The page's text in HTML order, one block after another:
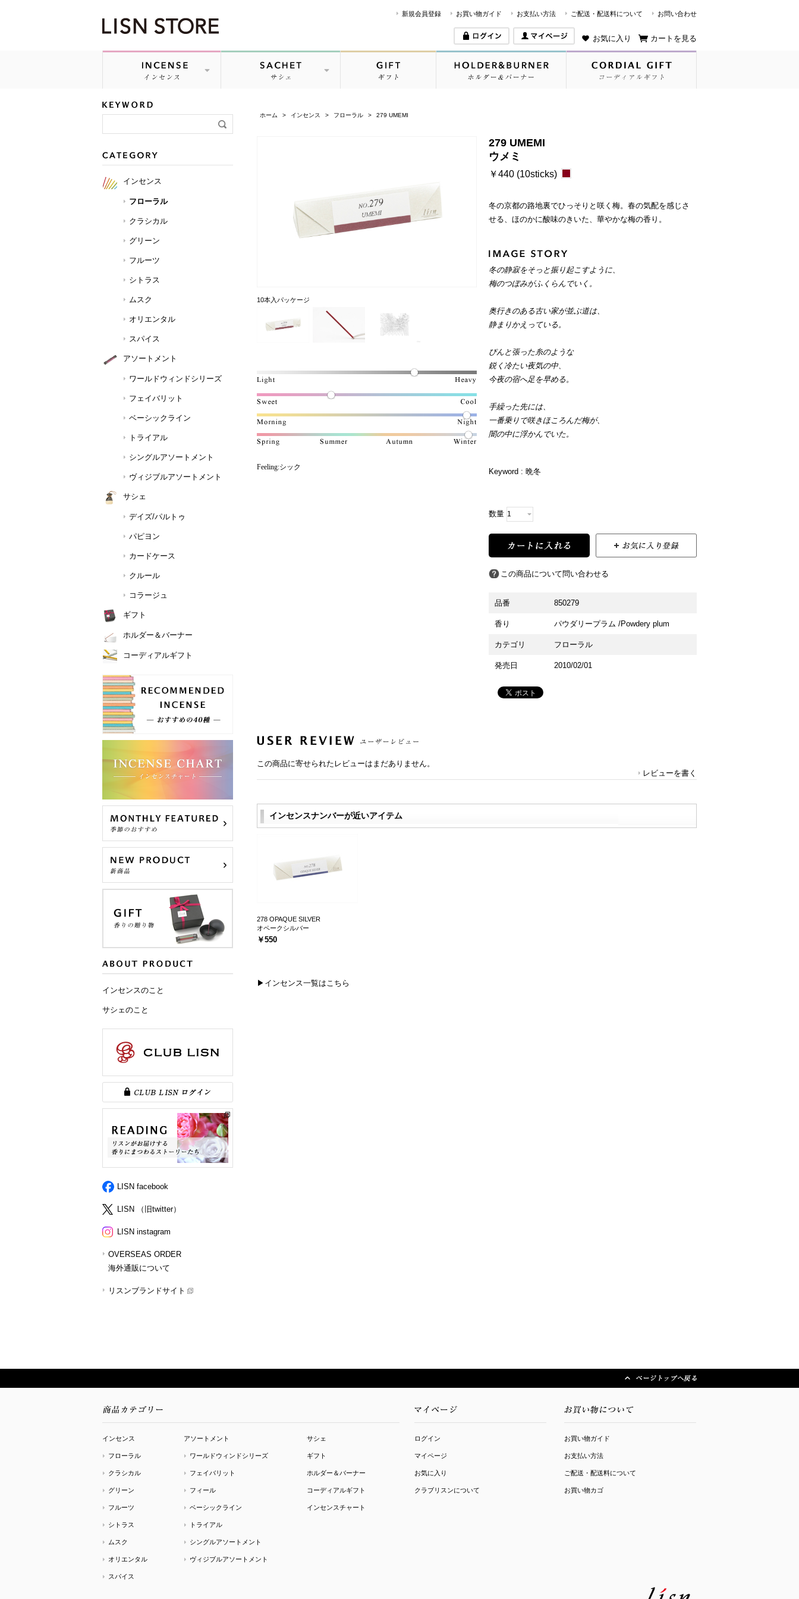
新規会員登録 お買い物ガイド お支払い方法 ご配送・配送料について お問い合わせ
お気に入り カートを見る
インセンス
フローラル
クラシカル
グリーン
フルーツ
シトラス
ムスク
オリエンタル
スパイス
アソートメント
ワールドウィンドシリーズ
フェイバリット
ベーシックライン
トライアル
シングルアソートメント
ヴィジブルアソートメント
サシェ
デイズ/パルトゥ
パピヨン
カードケース
クルール
コラージュ
ギフト
ホルダー＆バーナー
コーディアルギフト
インセンスのこと
サシェのこと
LISN facebook
LISN （旧twitter）
LISN instagram
OVERSEAS ORDER
海外通販について
リスンブランドサイト
ホーム > インセンス > フローラル > 279 UMEMI
10本入パッケージ
Feeling:シック
279 UMEMI
￥440 (10sticks)
冬の京都の路地裏でひっそりと咲く梅。春の気配を感じさ
せる、ほのかに酸味のきいた、華やかな梅の香り。
冬の静寂をそっと振り起こすように、
梅のつぼみがふくらんでいく。
奥行きのある古い家が並ぶ道は、
静まりかえっている。
ぴんと張った糸のような
鋭く冷たい夜気の中、
今夜の宿へ足を早める。
手繰った先には、
一番乗りで咲きほころんだ梅が、
闇の中に浮かんでいた。
Keyword : 晩冬
この商品について問い合わせる
ウメミ
品番 850279
香り パウダリープラム /Powdery plum
カテゴリ フローラル
発売日 2010/02/01
この商品に寄せられたレビューはまだありません。
レビューを書く
インセンスナンバーが近いアイテム
278 OPAQUE SILVER
オペークシルバー
￥550
▶︎インセンス一覧はこちら
インセンス
フローラル
クラシカル
グリーン
フルーツ
シトラス
ムスク
オリエンタル
スパイス
アソートメント
ワールドウィンドシリーズ
フェイバリット
フィール
ベーシックライン
トライアル
シングルアソートメント
ヴィジブルアソートメント
サシェ
ギフト
ホルダー＆バーナー
コーディアルギフト
インセンスチャート
ログイン
マイページ
お気に入り
クラブリスンについて
お買い物ガイド
お支払い方法
ご配送・配送料について
お買い物カゴ